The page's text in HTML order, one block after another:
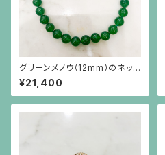
グリーンメノウ（12mm）のネック
レス
¥21,400